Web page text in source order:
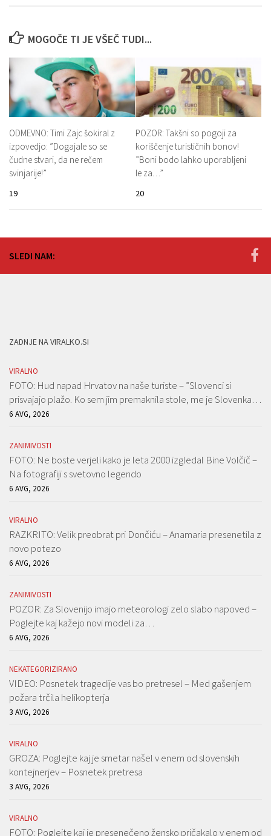
MOGOČE TI JE VŠEČ TUDI...
ODMEVNO: Timi Zajc šokiral z
izpovedjo: ”Dogajale so se
čudne stvari, da ne rečem
svinjarije!”
19
POZOR: Takšni so pogoji za
koriščenje turističnih bonov!
”Boni bodo lahko uporabljeni
le za…”
20
SLEDI NAM:
ZADNJE NA VIRALKO.SI
VIRALNO
FOTO: Hud napad Hrvatov na naše turiste – ”Slovenci si
prisvajajo plažo. Ko sem jim premaknila stole, me je Slovenka…
6 AVG, 2026
ZANIMIVOSTI
FOTO: Ne boste verjeli kako je leta 2000 izgledal Bine Volčič –
Na fotografiji s svetovno legendo
6 AVG, 2026
VIRALNO
RAZKRITO: Velik preobrat pri Dončiću – Anamaria presenetila z
novo potezo
6 AVG, 2026
ZANIMIVOSTI
POZOR: Za Slovenijo imajo meteorologi zelo slabo napoved –
Poglejte kaj kažejo novi modeli za…
6 AVG, 2026
NEKATEGORIZIRANO
VIDEO: Posnetek tragedije vas bo pretresel – Med gašenjem
požara trčila helikopterja
3 AVG, 2026
VIRALNO
GROZA: Poglejte kaj je smetar našel v enem od slovenskih
kontejnerjev – Posnetek pretresa
3 AVG, 2026
VIRALNO
FOTO: Poglejte kaj je presenečeno žensko pričakalo v enem od